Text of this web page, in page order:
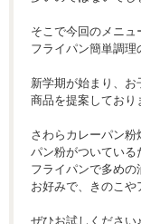
そこで今回のメニュ
フライパン簡単調理
新学期が始まり、
商品を提案しており
さわらカレーパン粉
パン粉がついている
フライパンで多めの
お好みで、きのこや
ぜひお試しください♪